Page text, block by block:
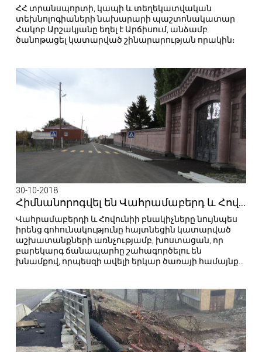
ՀՀ տրանսպորտի, կապի և տեղեկատվական
տեխնոլոգիաների նախարարի պաշտոնակատար
Հակոբ Արշակյանը եղել է Արճիսում, անձամբ
ծանոթացել կատարված շինարարության որակին։
30-10-2018
Հիմնանորոգվել են Վահրամաբերդ և Հովունի համայնքների ավտոճանապարհները
Վահրամաբերդի և Հովունիի բնակիչները նույնպես
իրենց գոհունակությունը հայտնեցին կատարված
աշխատանքների առնչությամբ, խոստացան, որ
բարեկարգ ճանապարհը շահագործելու են
խնամքով, որպեսզի ավելի երկար ծառայի համայնքի